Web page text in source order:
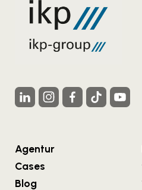
Agentur
Cases
Blog